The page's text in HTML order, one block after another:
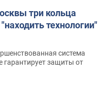
три кольца
технологии"
система
защиты от